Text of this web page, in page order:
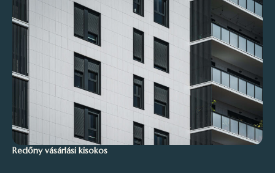
Redőny vásárlási kisokos